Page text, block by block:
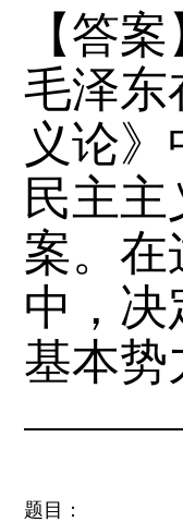
【答
毛泽
义论
民主
案。在
中，
基本势
题目：